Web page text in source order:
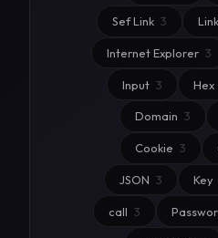
Sef Link 3 Link
Internet Explorer 3
Input 3 Hex
Domain 3
Cookie 3
JSON 3 Key
call 3